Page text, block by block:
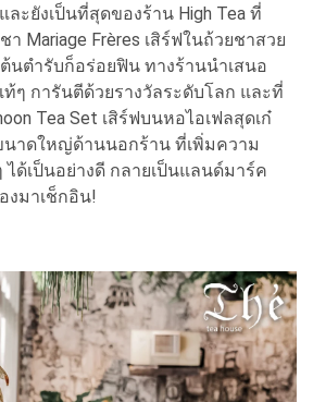
ละยังเป็นที่สุดของร้าน High Tea ที่
Mariage Frères เสิร์ฟในถ้วยชาสวย
นตำรับก็อร่อยฟิน ทางร้านนำเสนอ
ๆ การันตีด้วยรางวัลระดับโลก และที่
Tea Set เสิร์ฟบนหอไอเฟลสุดเก๋
าดใหญ่ด้านนอกร้าน ที่เพิ่มความ
ด้เป็นอย่างดี กลายเป็นแลนด์มาร์ค
งมาเช็กอิน!